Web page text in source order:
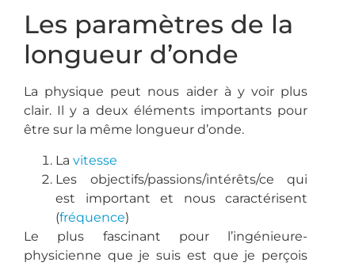
Les paramètres de la
longueur d’onde
La physique peut nous aider à y voir plus
clair. Il y a deux éléments importants pour
être sur la même longueur d’onde.
La vitesse
Les objectifs/passions/intérêts/ce qui
est important et nous caractérisent
(fréquence)
Le plus fascinant pour l’ingénieure-
physicienne que je suis est que je perçois